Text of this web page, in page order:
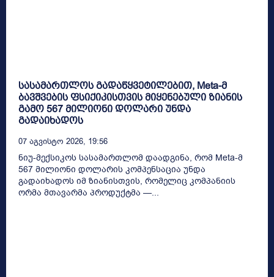
სასამართლოს გადაწყვეტილებით, Meta-მ
ბავშვების ფსიქიკისთვის მიყენებული ზიანის
გამო 567 მილიონი დოლარი უნდა
გადაიხადოს
07 Აგვისტო 2026, 19:56
ნიუ-მექსიკოს სასამართლომ დაადგინა, რომ Meta-მ
567 მილიონი დოლარის კომპენსაცია უნდა
გადაიხადოს იმ ზიანისთვის, რომელიც კომპანიის
ორმა მთავარმა პროდუქტმა —...